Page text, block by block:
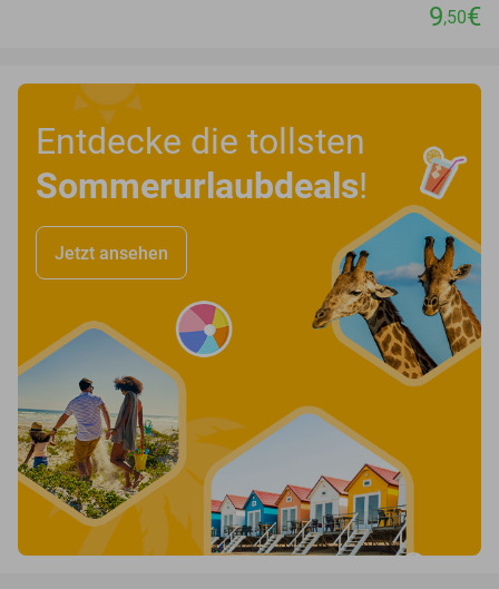
9,50€
Entdecke die tollsten
Sommerurlaubdeals!
Jetzt ansehen